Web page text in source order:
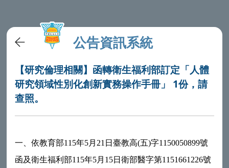
公告資訊系統
【研究倫理相關】函轉衛生福利部訂定「人體
研究領域性別化創新實務操作手冊」 1份，請
查照。
一、依教育部115年5月21日臺教高(五)字1150050899號
函及衛生福利部115年5月15日衛部醫字第1151661226號